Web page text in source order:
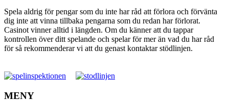
Spela aldrig för pengar som du inte har råd att förlora och förvänta
dig inte att vinna tillbaka pengarna som du redan har förlorat.
Casinot vinner alltid i längden. Om du känner att du tappar
kontrollen över ditt spelande och spelar för mer än vad du har råd
för så rekommenderar vi att du genast kontaktar stödlinjen.
MENY